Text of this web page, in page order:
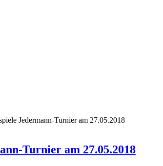
Jedermann-Turnier am 27.05.2018
Turnier am 27.05.2018